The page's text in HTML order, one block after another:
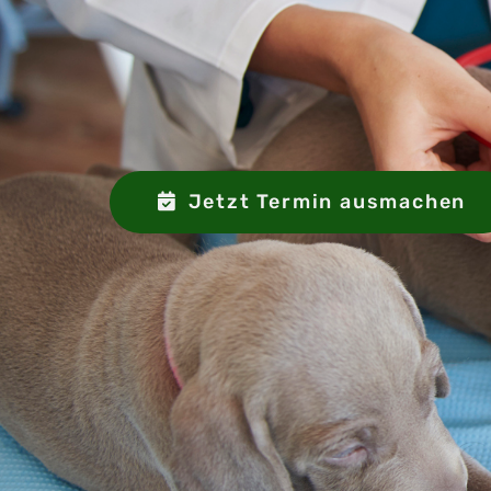
Jetzt Termin ausmachen